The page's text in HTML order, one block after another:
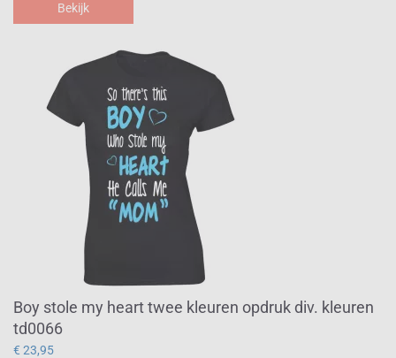
Bekijk
Boy stole my heart twee kleuren opdruk div. kleuren
td0066
€ 23,95